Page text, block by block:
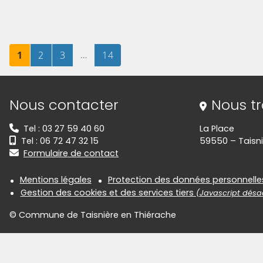
Page
1 sur 14Page
2 sur 14Page
3sur 14
… Page
14sur 14
Informations de contact
Nous contacter
Tel : 03 27 59 40 60
Tel : 06 72 47 32 15
Formulaire de contact
Nous
La Place
59550 –
Informations
Mentions légales
Protection des données
Gestion des cookies et des services tiers (Javascript
© Commune de Taisnière en Thiérache